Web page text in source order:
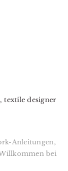
textile designer
Anleitungen,
bei